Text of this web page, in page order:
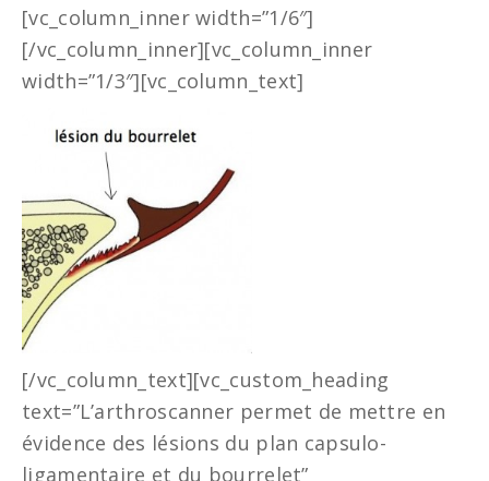
[vc_column_inner width=”1/6″]
[/vc_column_inner][vc_column_inner
width=”1/3″][vc_column_text]
[/vc_column_text][vc_custom_heading
text=”L’arthroscanner permet de mettre en
évidence des lésions du plan capsulo-
ligamentaire et du bourrelet”